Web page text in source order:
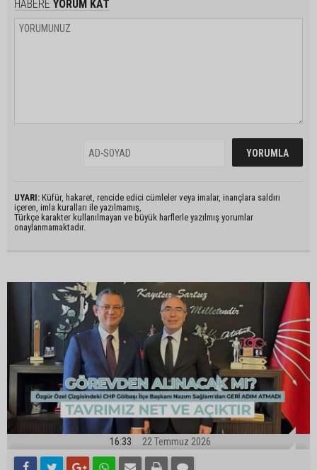
HABERE YORUM KAT
UYARI: Küfür, hakaret, rencide edici cümleler veya imalar, inançlara saldırı
içeren, imla kuralları ile yazılmamış,
Türkçe karakter kullanılmayan ve büyük harflerle yazılmış yorumlar
onaylanmamaktadır.
16:33 22 Temmuz 2026